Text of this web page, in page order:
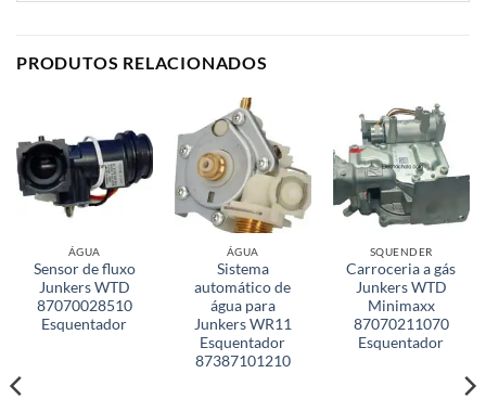
PRODUTOS RELACIONADOS
ÁGUA
Sensor de fluxo
Junkers WTD
87070028510
Esquentador
ÁGUA
Sistema
automático de
água para
Junkers WR11
Esquentador
87387101210
SQUENDER
Carroceria a gás
Junkers WTD
Minimaxx
87070211070
Esquentador